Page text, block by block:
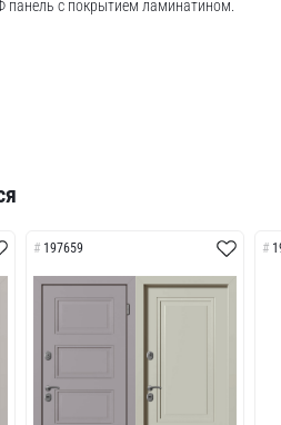
панель с покрытием ламинатином.
197659